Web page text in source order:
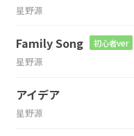
星野源
Family Song 初心者ver
星野源
アイデア
星野源